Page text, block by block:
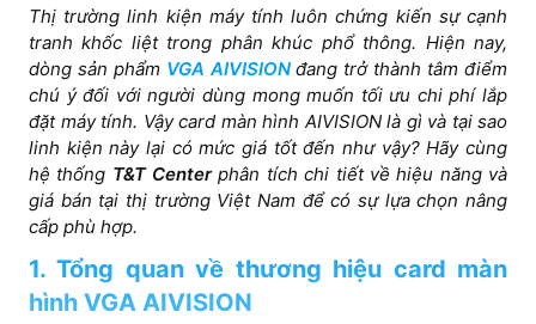
Thị trường linh kiện máy tính luôn chứng kiến sự cạnh
tranh khốc liệt trong phân khúc phổ thông. Hiện nay,
dòng sản phẩm VGA AIVISIONđang trở thành tâm điểm
chú ý đối với người dùng mong muốn tối ưu chi phí lắp
đặt máy tính. Vậy card màn hình AIVISION là gì và tại sao
linh kiện này lại có mức giá tốt đến như vậy? Hãy cùng
hệ thống T&T Centerphân tích chi tiết về hiệu năng và
giá bán tại thị trường Việt Nam để có sự lựa chọn nâng
cấp phù hợp.
1. Tổng quan về thương hiệu card màn
hình VGA AIVISION